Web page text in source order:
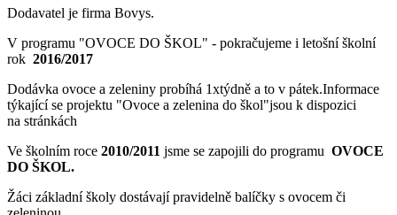
Dodavatel je firma Bovys.
V programu "OVOCE DO ŠKOL" - pokračujeme i letošní školní
rok 2016/2017
Dodávka ovoce a zeleniny probíhá 1xtýdně a to v pátek.Informace
týkající se projektu "Ovoce a zelenina do škol"jsou k dispozici
na stránkách
Ve školním roce 2010/2011 jsme se zapojili do programu OVOCE
DO ŠKOL.
Žáci základní školy dostávají pravidelně balíčky s ovocem či